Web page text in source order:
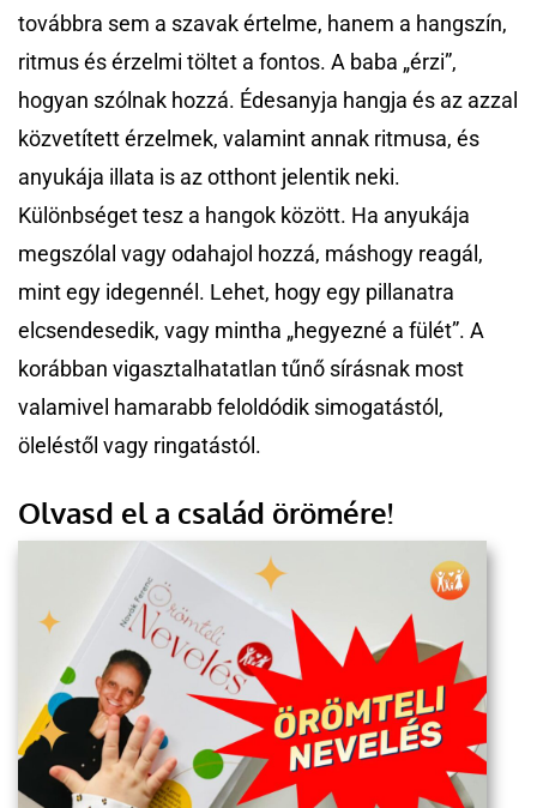
továbbra sem a szavak értelme, hanem a hangszín,
ritmus és érzelmi töltet a fontos. A baba „érzi”,
hogyan szólnak hozzá. Édesanyja hangja és az azzal
közvetített érzelmek, valamint annak ritmusa, és
anyukája illata is az otthont jelentik neki.
Különbséget tesz a hangok között. Ha anyukája
megszólal vagy odahajol hozzá, máshogy reagál,
mint egy idegennél. Lehet, hogy egy pillanatra
elcsendesedik, vagy mintha „hegyezné a fülét”. A
korábban vigasztalhatatlan tűnő sírásnak most
valamivel hamarabb feloldódik simogatástól,
öleléstől vagy ringatástól.
Olvasd el a család örömére!